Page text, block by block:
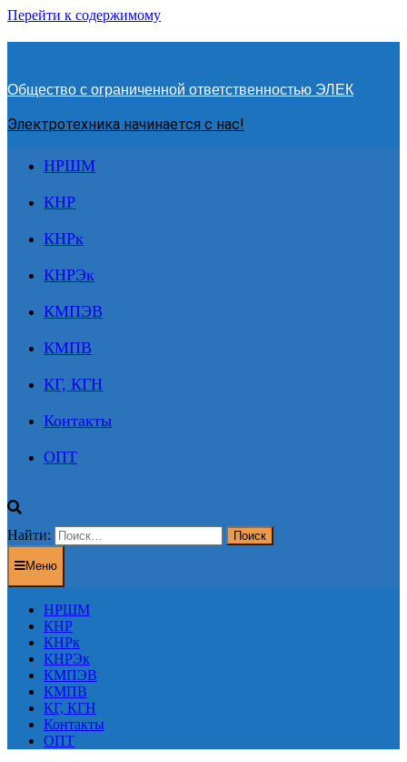
Перейти к содержимому
Общество с ограниченной ответственностью ЭЛЕК
Электротехника начинается с нас!
НРШМ
КНР
КНРк
КНРЭк
КМПЭВ
КМПВ
КГ, КГН
Контакты
ОПТ
Найти:
Меню
НРШМ
КНР
КНРк
КНРЭк
КМПЭВ
КМПВ
КГ, КГН
Контакты
ОПТ